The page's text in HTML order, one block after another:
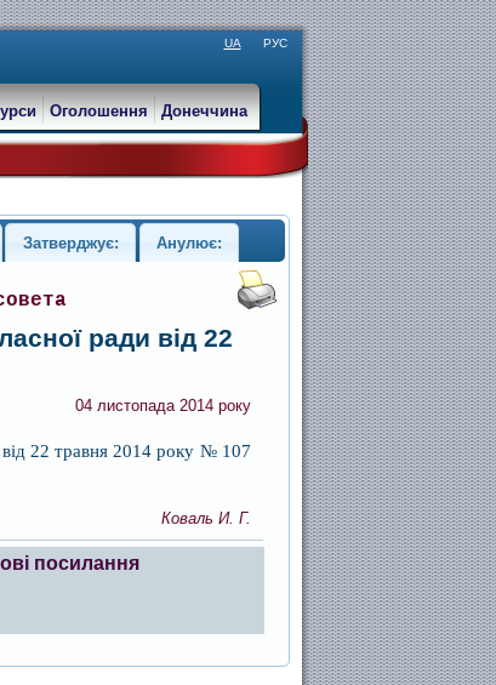
UA РУС
Оголошення Донеччина
Затверджує: Анулює:
ради від 22
04 листопада 2014 року
22 травня 2014 року № 107
Коваль И. Г.
посилання